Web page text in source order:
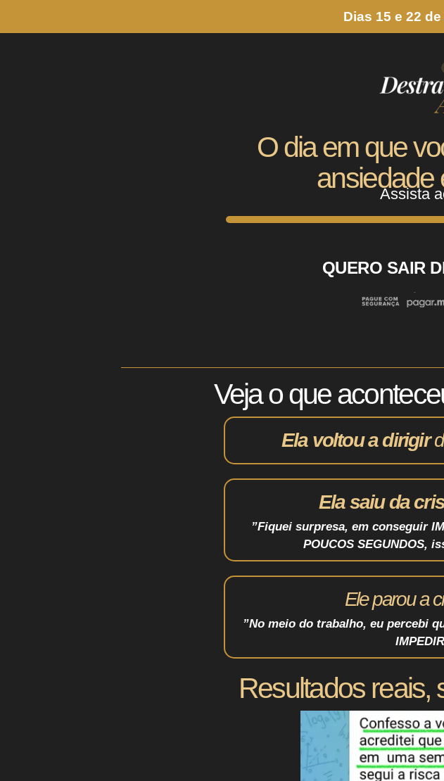
Dias 15 e 22
O dia em que
ansiedade
Assista
QUERO SAIR
Veja o que
Ela voltou a dirigir
Ela saiu da
”Fiquei surpresa, em conseguir
POUCOS SEGUNDOS,
Ele parou a
”No meio do trabalho, eu percebi
Resultados reais,